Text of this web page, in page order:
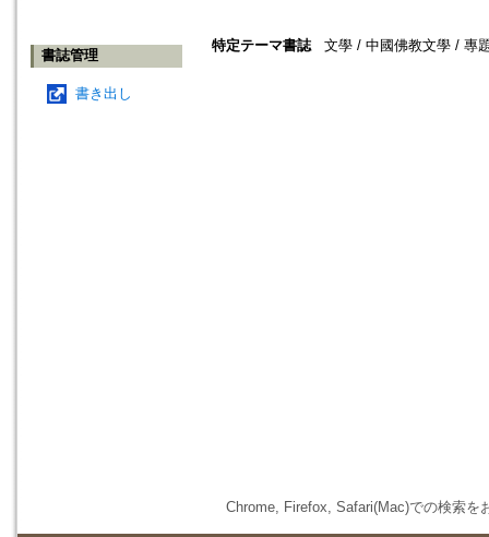
書誌管理
書き出し
特定テーマ書誌 文學 / 中國佛教文學 / 專
Chrome, Firefox, Safari(Mac)での検索を